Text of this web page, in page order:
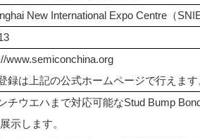
New International Expo Centre（
www.semiconchina.org
録は上記の公式ホームページで行えます
チウエハまで対応可能なStud Bump
示します。